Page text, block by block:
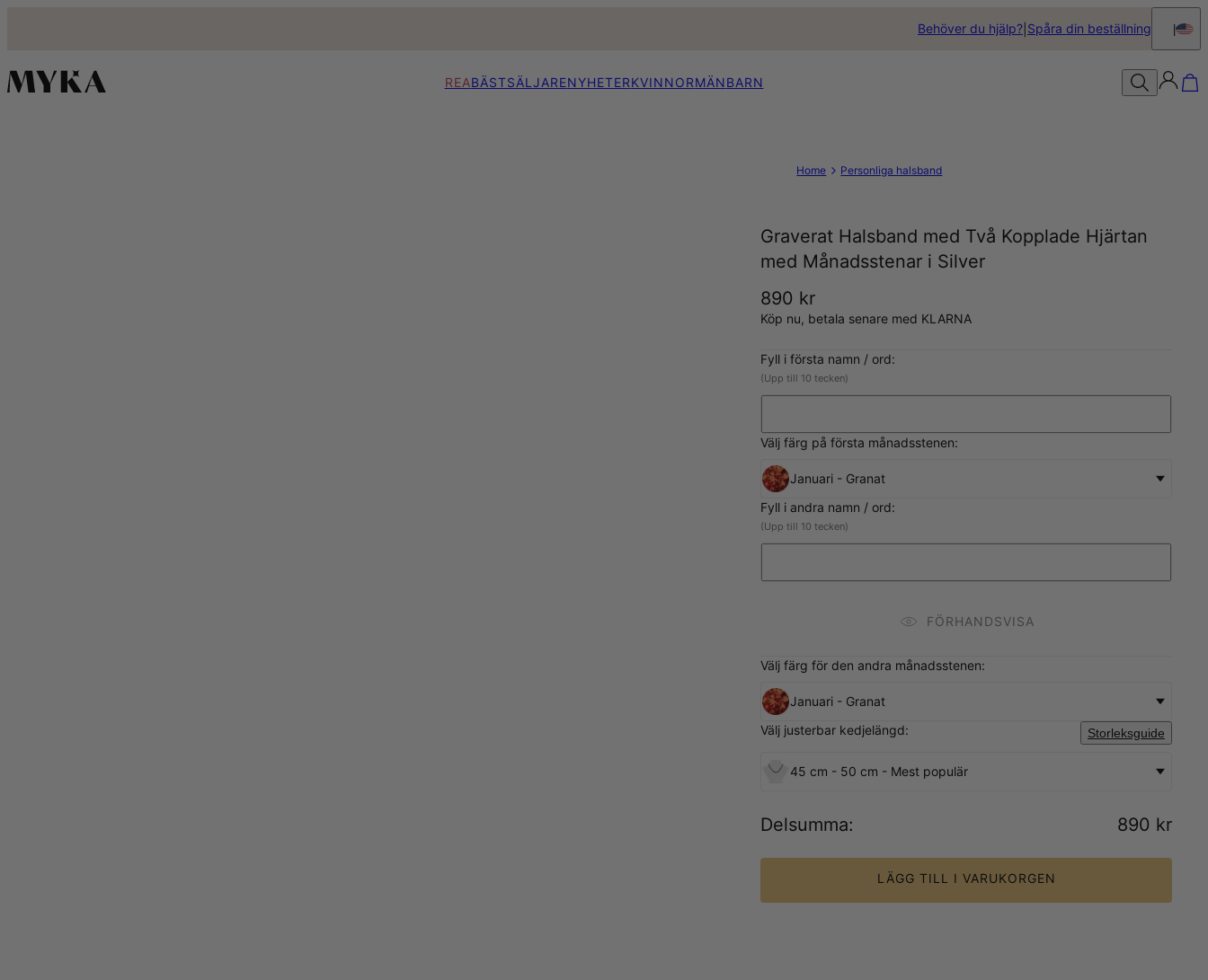
Behöver du hjälp? Spåra din beställning
REABÄSTSÄLJARENYHETERKVINNORMÄNBARN
Home Personliga halsband
Graverat Halsband med Två Kopplade Hjärtan
med Månadsstenar i Silver
890 kr
Köp nu, betala senare med KLARNA
Fyll i första namn / ord:
(Upp till 10 tecken)
Välj färg på första månadsstenen:
Januari - Granat
Fyll i andra namn / ord:
(Upp till 10 tecken)
FÖRHANDSVISA
Välj färg för den andra månadsstenen:
Januari - Granat
Välj justerbar kedjelängd:
Storleksguide
45 cm - 50 cm - Mest populär
Delsumma: 890 kr
LÄGG TILL I VARUKORGEN